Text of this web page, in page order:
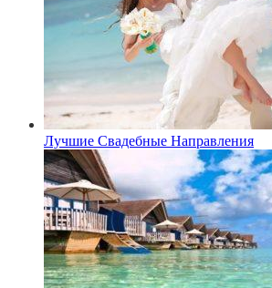
Лучшие Свадебные Направления